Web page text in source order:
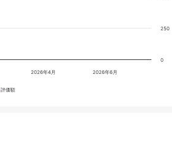
評価額
2026年4月 2026年6月
0
250